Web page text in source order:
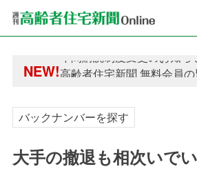
NEW!高齢者住宅新聞 無料会員
高齢者住宅新聞 無料会員
バックナンバーを探す
大手の撤退も相次いで